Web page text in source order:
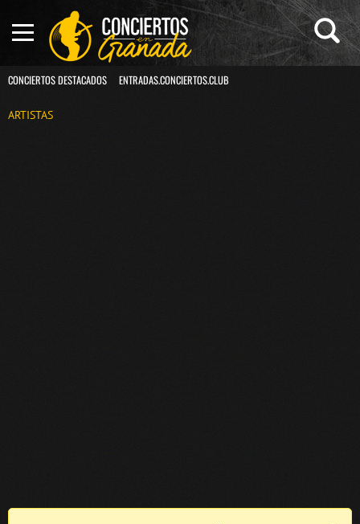
CONCIERTOS DESTACADOS ENTRADAS.CONCIERTOS.CLUB
ARTISTAS